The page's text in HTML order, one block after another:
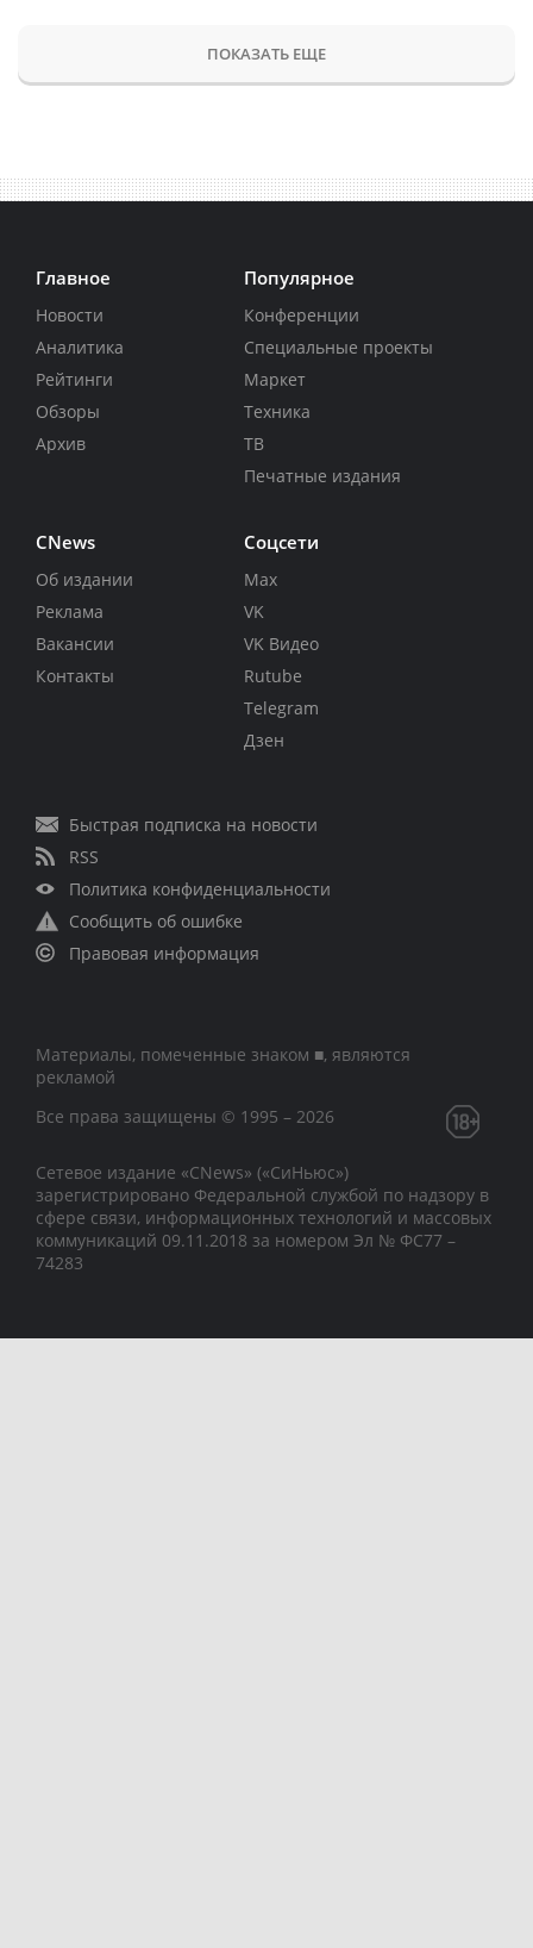
ПОКАЗАТЬ ЕЩЕ
Главное
Новости
Аналитика
Рейтинги
Обзоры
Архив
Популярное
Конференции
Специальные проекты
Маркет
Техника
ТВ
Печатные издания
CNews
Об издании
Реклама
Вакансии
Контакты
Соцсети
Max
VK
VK Видео
Rutube
Telegram
Дзен
Быстрая подписка на новости
RSS
Политика конфиденциальности
Сообщить об ошибке
Правовая информация
Материалы, помеченные знаком ■, являются
рекламой
Все права защищены © 1995 – 2026
Сетевое издание «CNews» («СиНьюс»)
зарегистрировано Федеральной службой по надзору в
сфере связи, информационных технологий и массовых
коммуникаций 09.11.2018 за номером Эл № ФС77 –
74283